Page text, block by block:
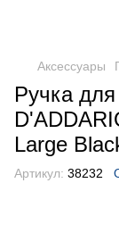
Аксессуары
Ручка
Large
Артикул: 38232